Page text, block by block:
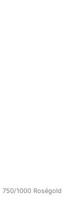
750/1000 Roségold